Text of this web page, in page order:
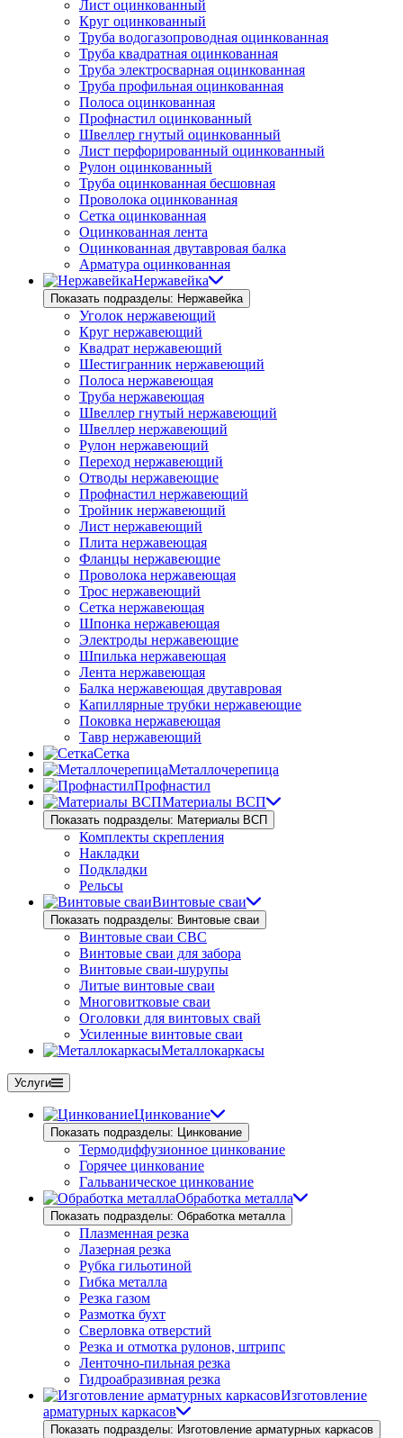
Лист оцинкованный
Круг оцинкованный
Труба водогазопроводная оцинкованная
Труба квадратная оцинкованная
Труба электросварная оцинкованная
Труба профильная оцинкованная
Полоса оцинкованная
Профнастил оцинкованный
Швеллер гнутый оцинкованный
Лист перфорированный оцинкованный
Рулон оцинкованный
Труба оцинкованная бесшовная
Проволока оцинкованная
Сетка оцинкованная
Оцинкованная лента
Оцинкованная двутавровая балка
Арматура оцинкованная
Нержавейка
Показать подразделы: Нержавейка
Уголок нержавеющий
Круг нержавеющий
Квадрат нержавеющий
Шестигранник нержавеющий
Полоса нержавеющая
Труба нержавеющая
Швеллер гнутый нержавеющий
Швеллер нержавеющий
Рулон нержавеющий
Переход нержавеющий
Отводы нержавеющие
Профнастил нержавеющий
Тройник нержавеющий
Лист нержавеющий
Плита нержавеющая
Фланцы нержавеющие
Проволока нержавеющая
Трос нержавеющий
Сетка нержавеющая
Шпонка нержавеющая
Электроды нержавеющие
Шпилька нержавеющая
Лента нержавеющая
Балка нержавеющая двутавровая
Капиллярные трубки нержавеющие
Поковка нержавеющая
Тавр нержавеющий
Сетка
Металлочерепица
Профнастил
Материалы ВСП
Показать подразделы: Материалы ВСП
Комплекты скрепления
Накладки
Подкладки
Рельсы
Винтовые сваи
Показать подразделы: Винтовые сваи
Винтовые сваи СВС
Винтовые сваи для забора
Винтовые сваи-шурупы
Литые винтовые сваи
Многовитковые сваи
Оголовки для винтовых свай
Усиленные винтовые сваи
Металлокаркасы
Услуги
Цинкование
Показать подразделы: Цинкование
Термодиффузионное цинкование
Горячее цинкование
Гальваническое цинкование
Обработка металла
Показать подразделы: Обработка металла
Плазменная резка
Лазерная резка
Рубка гильотиной
Гибка металла
Резка газом
Размотка бухт
Сверловка отверстий
Резка и отмотка рулонов, штрипс
Ленточно-пильная резка
Гидроабразивная резка
Изготовление
арматурных каркасов
Показать подразделы: Изготовление арматурных каркасов